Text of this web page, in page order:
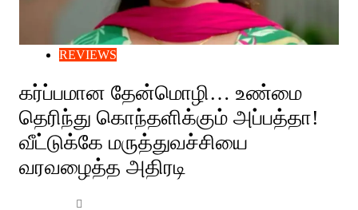
REVIEWS
கர்ப்பமான தேன்மொழி… உண்மை
தெரிந்து கொந்தளிக்கும் அப்பத்தா!
வீட்டுக்கே மருத்துவச்சியை
வரவழைத்த அதிரடி